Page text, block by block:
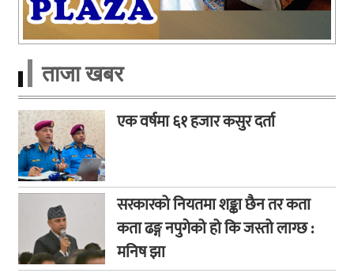
ताजा खबर
एक वर्षमा ६१ हजार कसुर दर्ता
सरकारको नियतमा शङ्का छैन तर कता
कता ढङ्ग नपुगेको हो कि जस्तो लाग्छ :
मनिष झा